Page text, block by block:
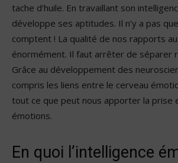
tache d’huile. En travaillant son
développe ses aptitudes. Il n’y a pas
comptent ! La qualité de nos rapports
énormément. Il faut arrêter de séparer
Grâce au développement des
compris les liens entre le cerveau
tout ce que peut nous apporter la prise
émotions.
En quoi l’intelligence